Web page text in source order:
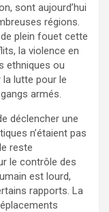
sont aujourd’hui
régions.
plein fouet cette
la violence en
ethniques ou
la lutte pour le
armés.
déclencher une
n’étaient pas
reste
le contrôle des
est lourd,
rapports. La